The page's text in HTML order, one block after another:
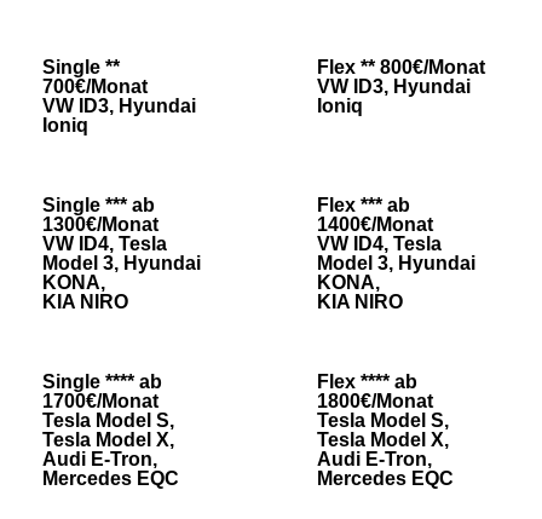
Single **
700€/Monat
VW ID3, Hyundai
Ioniq
Flex ** 800€/Monat
VW ID3, Hyundai
Ioniq
Single *** ab
1300€/Monat
VW ID4, Tesla
Model 3, Hyundai
KONA,
KIA NIRO
Flex *** ab
1400€/Monat
VW ID4, Tesla
Model 3, Hyundai
KONA,
KIA NIRO
Single **** ab
1700€/Monat
Tesla Model S,
Tesla Model X,
Audi E-Tron,
Mercedes EQC
Flex **** ab
1800€/Monat
Tesla Model S,
Tesla Model X,
Audi E-Tron,
Mercedes EQC